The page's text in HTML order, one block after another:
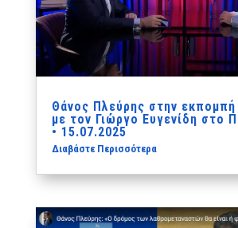
Θάνος Πλεύρης στην
με τον Γιώργο Ευγενίδη στο
• 15.07.2025
Διαβάστε Περισσότερα